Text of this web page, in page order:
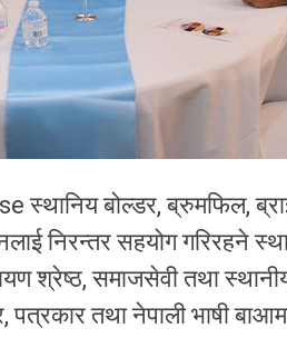
बोल्डर, ब्रुमफिल,
निरन्तर सहयोग गरिरहने
श्रेष्ठ, समाजसेवी तथा
पत्रकार तथा नेपाली भाषी